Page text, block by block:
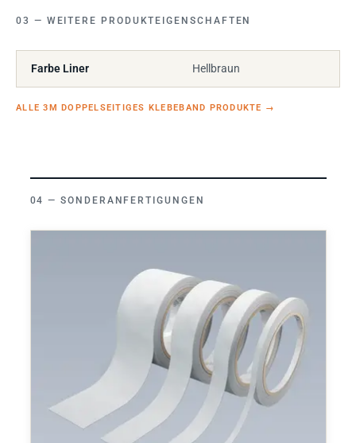
WEITERE PRODUKTEIGENSCHAFTEN
Farbe Liner Hellbraun
ALLE 3M DOPPELSEITIGES KLEBEBAND PRODUKTE →
SONDERANFERTIGUNGEN